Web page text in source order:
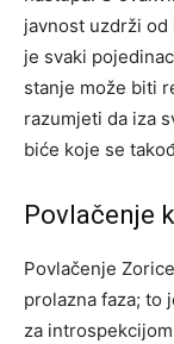
javnost uzdrži
je svaki
stanje može biti
razumjeti da iza
biće koje se
Povlačenje
Povlačenje
prolazna faza; to
za